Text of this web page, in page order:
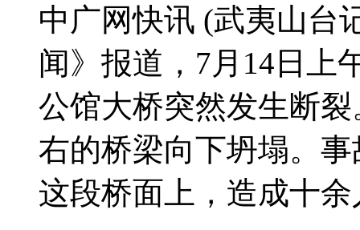
中广网快讯 (武夷山台
闻》报道，7月14日上
公馆大桥突然发生断
右的桥梁向下坍塌。
这段桥面上，造成十